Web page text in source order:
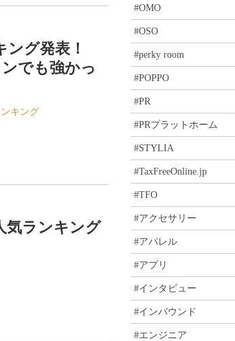
グ発表！
でも強かっ
キング
気ランキング
#OMO
#OSO
#perky room
#POPPO
#PR
#PRプラットホーム
#STYLIA
#TaxFreeOnline.jp
#TFO
#アクセサリー
#アパレル
#アプリ
#インタビュー
#インバウンド
#エンジニア